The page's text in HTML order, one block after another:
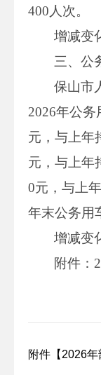
400人次。
增减变
三、公
保山市
2026年公务
元，与上年
元，与上年
0元，与上
年末公务用
增减变
附件：
附件【 2026年